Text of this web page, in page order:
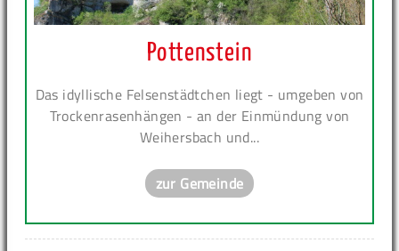
Pottenstein
Das idyllische Felsenstädtchen liegt - umgeben von
Trockenrasenhängen - an der Einmündung von
Weihersbach und...
zur Gemeinde